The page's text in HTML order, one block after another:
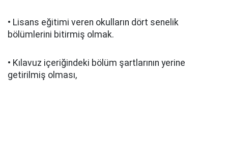
• Lisans eğitimi veren okulların dört senelik
bölümlerini bitirmiş olmak.
• Kılavuz içeriğindeki bölüm şartlarının yerine
getirilmiş olması,